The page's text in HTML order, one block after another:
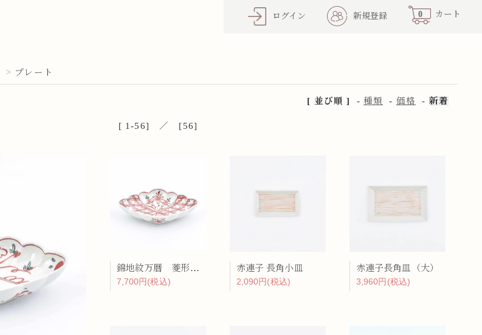
ログイン 新規登録 0 カート
> プレート
[ 並び順 ] - 種類 - 価格 - 新着
[ 1-56] ／ [56]
錦地紋万暦 菱形菊割向付
7,700円(税込)
赤連子 長角小皿
2,090円(税込)
赤連子長角皿（大）
3,960円(税込)